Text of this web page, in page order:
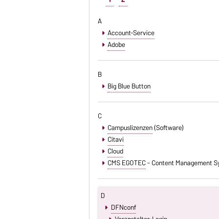
A
Account-Service
Adobe
B
Big Blue Button
C
Campuslizenzen(Software)
Citavi
Cloud
CMS EGOTEC- Content Management
D
DFNconf